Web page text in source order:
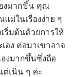
องมากขึ้น คุณ
ม่ในเรื่องง่าย ๆ
ริ่มต้นด้วยการให้
เอง ต่อมาเขาอาจ
องมากขึ้นซึ่งถือ
ต่เนิ่น ๆ ค่ะ